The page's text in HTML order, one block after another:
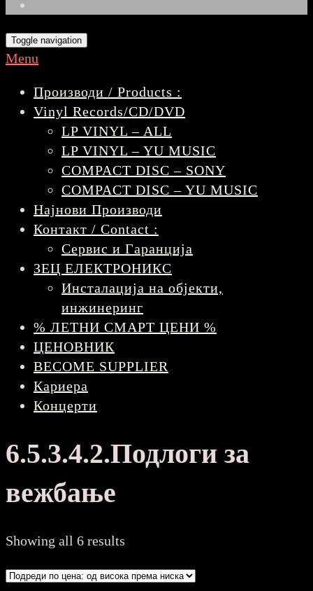
Toggle navigation
Menu
Производи / Products :
Vinyl Records/CD/DVD
LP VINYL – ALL
LP VINYL – YU MUSIC
COMPACT DISC – SONY
COMPACT DISC – YU MUSIC
Најнови Производи
Контакт / Contact :
Сервис и Гаранција
ЗЕЦ ЕЛЕКТРОНИКС
Инсталација на објекти,
инжинеринг
% ЛЕТНИ СМАРТ ЦЕНИ %
ЦЕНОВНИК
BECOME SUPPLIER
Кариера
Концерти
6.5.3.4.2.Подлоги за
вежбање
Showing all 6 results
price: